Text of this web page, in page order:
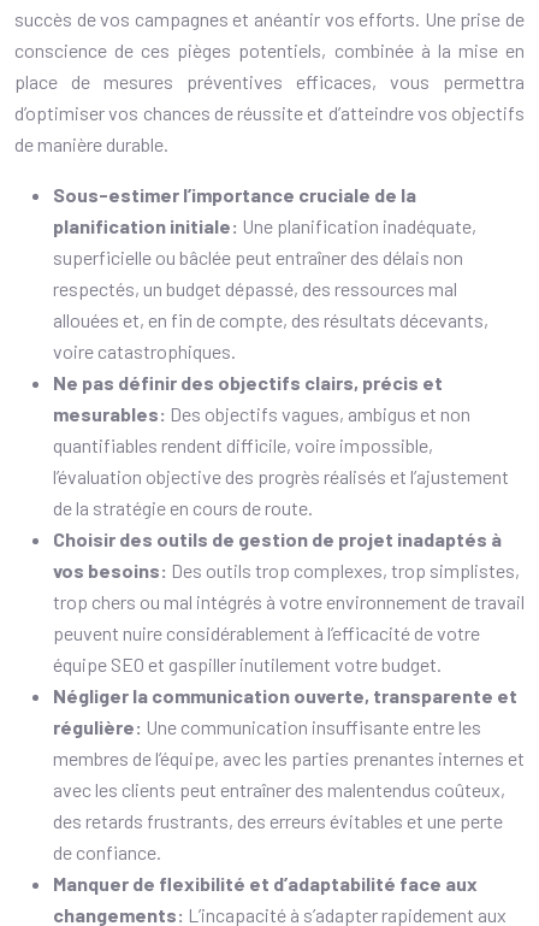
succès de vos campagnes et anéantir vos efforts. Une prise de
conscience de ces pièges potentiels, combinée à la mise en
place de mesures préventives efficaces, vous permettra
d’optimiser vos chances de réussite et d’atteindre vos objectifs
de manière durable.
Sous-estimer l’importance cruciale de la
planification initiale: Une planification inadéquate,
superficielle ou bâclée peut entraîner des délais non
respectés, un budget dépassé, des ressources mal
allouées et, en fin de compte, des résultats décevants,
voire catastrophiques.
Ne pas définir des objectifs clairs, précis et
mesurables: Des objectifs vagues, ambigus et non
quantifiables rendent difficile, voire impossible,
l’évaluation objective des progrès réalisés et l’ajustement
de la stratégie en cours de route.
Choisir des outils de gestion de projet inadaptés à
vos besoins: Des outils trop complexes, trop simplistes,
trop chers ou mal intégrés à votre environnement de travail
peuvent nuire considérablement à l’efficacité de votre
équipe SEO et gaspiller inutilement votre budget.
Négliger la communication ouverte, transparente et
régulière: Une communication insuffisante entre les
membres de l’équipe, avec les parties prenantes internes et
avec les clients peut entraîner des malentendus coûteux,
des retards frustrants, des erreurs évitables et une perte
de confiance.
Manquer de flexibilité et d’adaptabilité face aux
changements: L’incapacité à s’adapter rapidement aux